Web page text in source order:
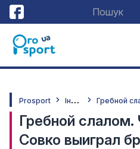
Prosport І
нші види
Гребной
Совко выиграл